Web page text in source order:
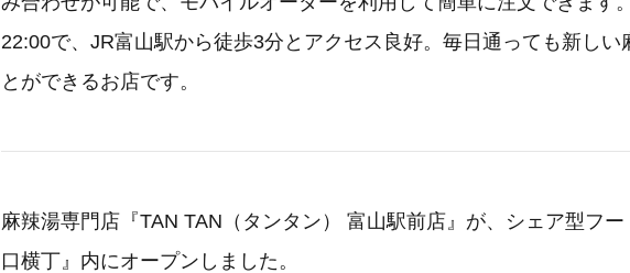
22:00で、JR富山駅から徒歩3分とアクセス良好。毎日通っても新しい
とができるお店です。
麻辣湯専門店『TAN TAN（タンタン） 富山駅前店』が、シェア型フ
口横丁』内にオープンしました。